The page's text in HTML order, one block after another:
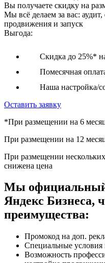
Вы получаете скидку на
Мы всё делаем за вас:
продвижения и запуск
Выгода:
Скидка до 25%*
Помесячная
Наша настройка/
Оставить заявку
*При размещении на 6
При размещении на 12
При размещении
снижена цена
Мы
Яндекс Бизнеса,
преимущества:
Промокод на доп.
Специальные условия
Возможность